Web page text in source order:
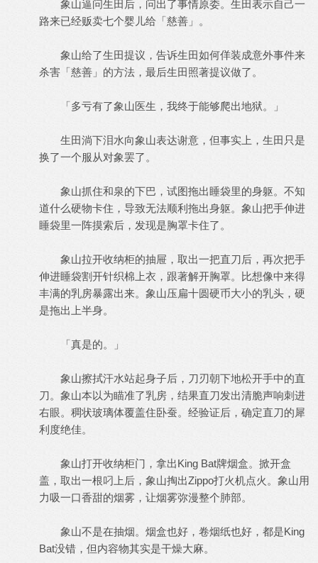
象山逼问生田后，问出了事情原委。生田表示自己一
路来已经贩卖七个婴儿给「慈善」。
象山给了生田提议，告诉生田如何佯装成意外事件来
杀害「慈善」的方法，最后生田照著提议做了。
「多亏有了象山医生，我终于能够爬出地狱。」
生田淌下泪水向象山表达谢意，但事实上，生田只是
换了一个服从对象罢了。
象山抓住和泉的下巴，试图拖出睡袋里的身躯。不知
道什么硬物卡住，导致无法顺利拖出身躯。象山把手伸进
睡袋里一阵摸索后，发现是胸罩卡住了。
象山拉开收纳柜的抽屉，取出一把直刀后，再次把手
伸进睡袋割开针织棉上衣，跟著解开胸罩。比想像中来得
丰满的乳房暴露出来。象山压扁十圆硬币大小的乳头，硬
是拖出上半身。
「真是的。」
象山擦拭汗水站起身子后，刀刃朝下地松开手中的直
刀。象山本以为瞄准了乳房，结果直刀发出清脆声响刺进
右眼。稠状玻璃体覆盖住卧蚕。经验证后，确定直刀的犀
利度绝佳。
象山打开收纳柜门，拿出King Bat牌烟盒。掀开盒
盖，取出一根叼上后，象山掏出Zippo打火机点火。象山用
力吸一口香甜的烟雾，让烟雾弥漫整个肺部。
象山不是在抽烟。烟盒也好，卷烟纸也好，都是King
Bat没错，但内容物其实是干燥大麻。